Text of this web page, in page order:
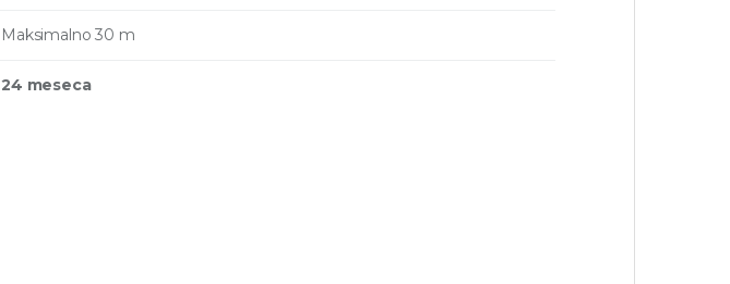
Maksimalno 30 m
24 meseca